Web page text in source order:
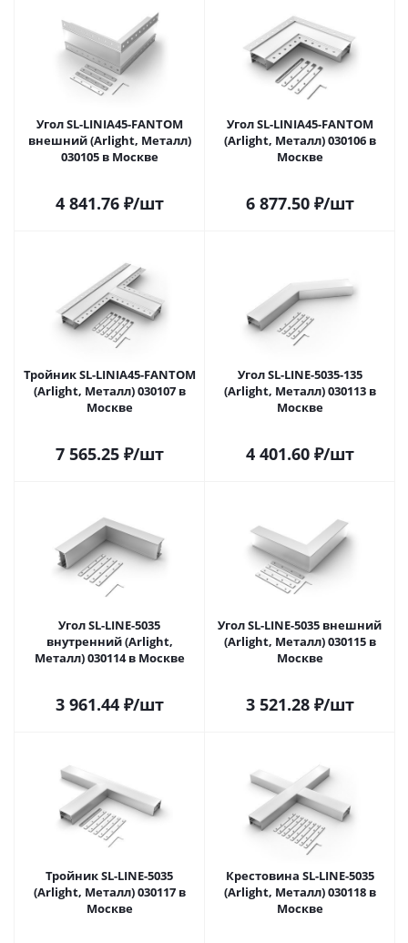
Угол SL-LINIA45-FANTOM
внешний (Arlight, Металл)
030105 в Москве
4 841.76₽/шт
Угол SL-LINIA45-FANTOM
(Arlight, Металл) 030106 в
Москве
6 877.50₽/шт
Тройник SL-LINIA45-FANTOM
(Arlight, Металл) 030107 в
Москве
7 565.25₽/шт
Угол SL-LINE-5035-135
(Arlight, Металл) 030113 в
Москве
4 401.60₽/шт
Угол SL-LINE-5035
внутренний (Arlight,
Металл) 030114 в Москве
3 961.44₽/шт
Угол SL-LINE-5035 внешний
(Arlight, Металл) 030115 в
Москве
3 521.28₽/шт
Тройник SL-LINE-5035
(Arlight, Металл) 030117 в
Москве
Крестовина SL-LINE-5035
(Arlight, Металл) 030118 в
Москве